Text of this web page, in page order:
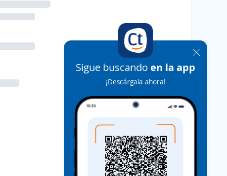
Sigue buscando en la app
¡Descárgala ahora!